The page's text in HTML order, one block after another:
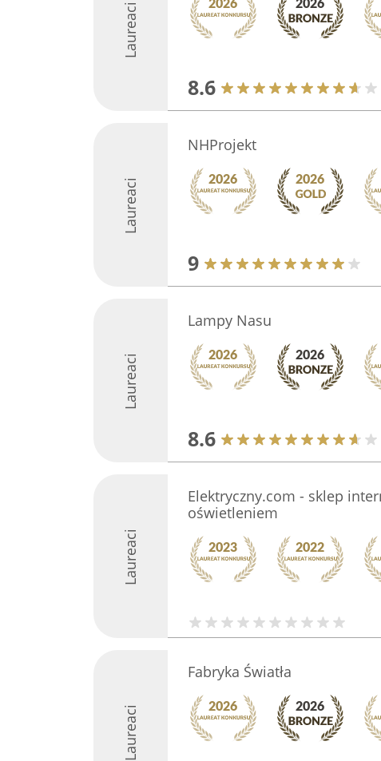
Laureaci
8.6
Laureaci
NHProjekt
9
Laureaci
Lampy Nasu
8.6
Laureaci
Elektryczny.com - sklep
oświetleniem
Laureaci
Fabryka Światła